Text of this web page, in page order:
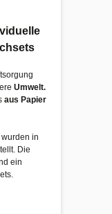
Umwelt.
aus Papier
in
Die
ein